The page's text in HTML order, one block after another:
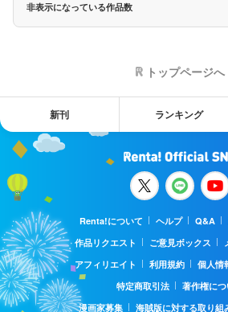
非表示になっている作品数
トップページへ
新刊 ランキング
Renta!について ヘルプ Q&A
作品リクエスト
ご意見ボックス
アフィリエイト
利用規約
個人情
特定商取引法
著作権につ
漫画家募集
海賊版に対する取り組